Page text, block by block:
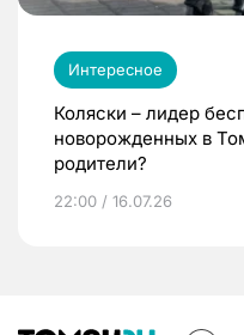
Интересное
Коляски – лидер
новорожденных в
родители?
22:00 / 16.07.26